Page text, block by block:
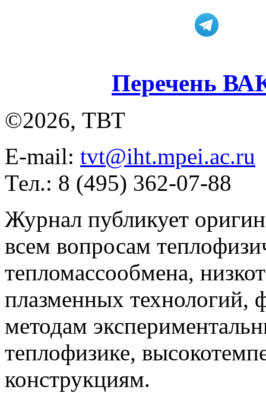
Перечень
©2026, ТВТ
E-mail: tvt@iht.mpei.ac.ru
Тел.: 8 (495) 362-07-88
Журнал публикует
всем вопросам
тепломассообмена,
плазменных технологий,
методам
теплофизике,
конструкциям.